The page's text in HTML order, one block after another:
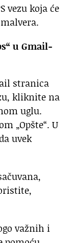
vezu koja će
u Gmail-
stranica
kliknite na
uglu.
„Opšte“. U
uvek
važnih i